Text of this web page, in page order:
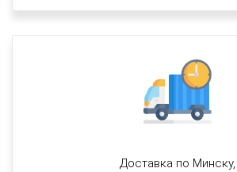
Доставка по Минску,